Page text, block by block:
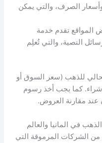
الصرف، والتي يمكن
المواقع تقدم خدمة
النصية، والتي تُعلِم
للذهب (سعر السوق أو
كما يجب أخذ رسوم
عند مقارنة العروض.
في المانيا والعالم
الشركات المرموقة التي